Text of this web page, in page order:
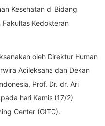
Kesehatan di Bidang
Kedokteran
oleh Direktur Human
Adileksana dan Dekan
Prof. Dr. dr. Ari
hari Kamis (17/2)
Center (GITC).